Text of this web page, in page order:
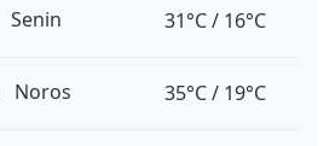
Senin 31°C / 16°C
Noros 35°C / 19°C